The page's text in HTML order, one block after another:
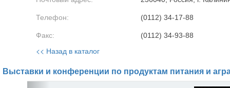
Телефон: (0112) 34-17-88
Факс: (0112) 34-93-88
<< Назад в каталог
Выставки и конференции по продуктам питания и